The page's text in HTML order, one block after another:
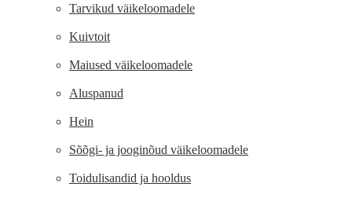
Tarvikud väikeloomadele
Kuivtoit
Maiused väikeloomadele
Aluspanud
Hein
Sõõgi- ja jooginõud väikeloomadele
Toidulisandid ja hooldus